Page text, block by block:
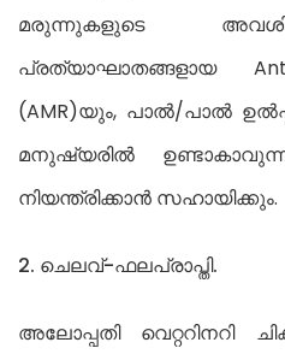
മരുന്നുകളുടെ
പ്രത്യാഘാതങ്ങളായ
(AMR)യും, പാൽ/പാൽ
മനുഷ്യരിൽ
നിയന്ത്രിക്കാൻ സഹായിക്കും.
2. ചെലവ്-ഫലപ്രാപ്തി.
അലോപ്പതി വെറ്ററിനറി